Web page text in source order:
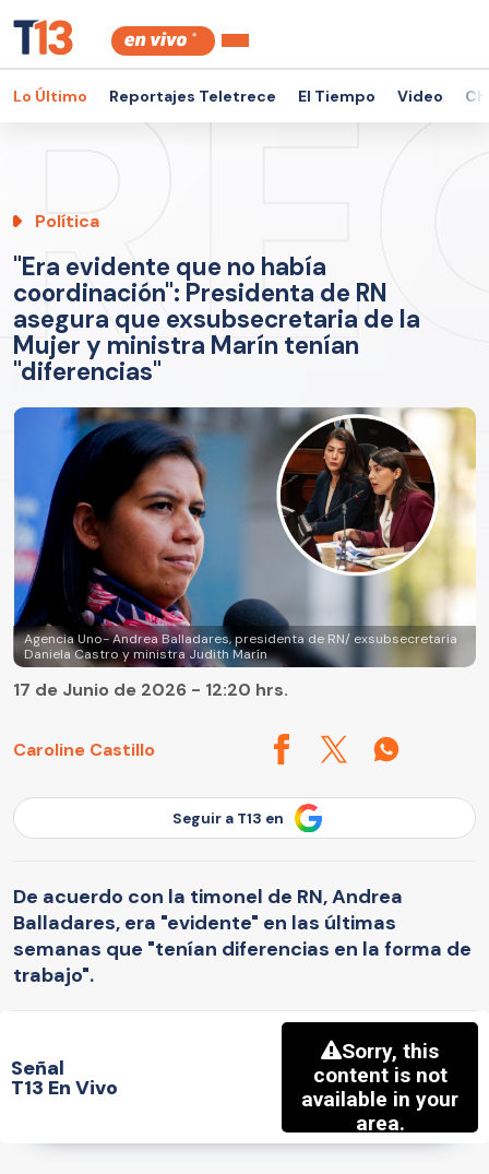
Lo Último Reportajes Teletrece El Tiempo Video
Política
"Era evidente que no había
coordinación": Presidenta de RN
asegura que exsubsecretaria de la
Mujer y ministra Marín tenían
"diferencias"
Agencia Uno- Andrea Balladares, presidenta de RN/ exsubsecretaria
Daniela Castro y ministra Judith Marín
Caroline Castillo
17 de Junio de 2026 - 12:20 hrs.
Seguir a T13 en
De acuerdo con la timonel de RN, Andrea
Balladares, era "evidente" en las últimas
semanas que "tenían diferencias en la forma de
trabajo".
Señal
T13 En Vivo